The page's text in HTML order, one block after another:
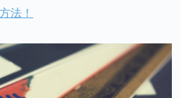
法！